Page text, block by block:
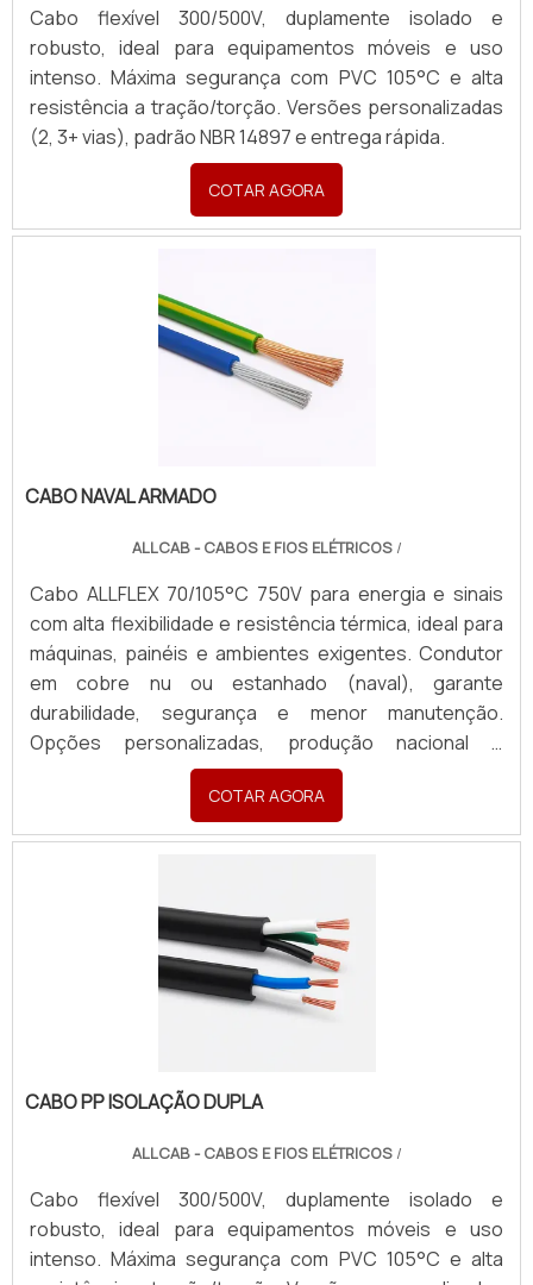
Cabo flexível 300/500V, duplamente isolado e
robusto, ideal para equipamentos móveis e uso
intenso. Máxima segurança com PVC 105°C e alta
resistência a tração/torção. Versões personalizadas
(2, 3+ vias), padrão NBR 14897 e entrega rápida.
COTAR AGORA
CABO NAVAL ARMADO
ALLCAB - CABOS E FIOS ELÉTRICOS/
Cabo ALLFLEX 70/105°C 750V para energia e sinais
com alta flexibilidade e resistência térmica, ideal para
máquinas, painéis e ambientes exigentes. Condutor
em cobre nu ou estanhado (naval), garante
durabilidade, segurança e menor manutenção.
Opções personalizadas, produção nacional e
assistência técnica especializada para sua indústria.
COTAR AGORA
CABO PP ISOLAÇÃO DUPLA
ALLCAB - CABOS E FIOS ELÉTRICOS/
Cabo flexível 300/500V, duplamente isolado e
robusto, ideal para equipamentos móveis e uso
intenso. Máxima segurança com PVC 105°C e alta